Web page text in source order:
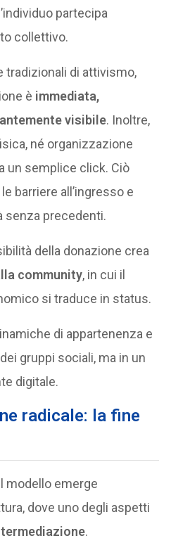
partecipa
collettivo.
di attivismo,
è immediata,
visibile. Inoltre,
né organizzazione
un semplice click. Ciò
barriere all’ingresso e
senza precedenti.
della donazione crea
community, in cui il
si traduce in status.
di appartenenza e
gruppi sociali, ma in un
digitale.
radicale: la fine
modello emerge
dove uno degli aspetti
.